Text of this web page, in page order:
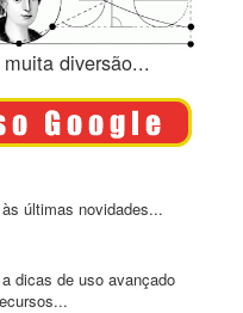
diversão...
últimas novidades...
dicas de uso avançado